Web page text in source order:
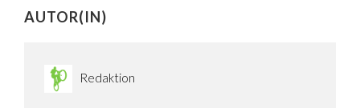
AUTOR(IN)
Redaktion